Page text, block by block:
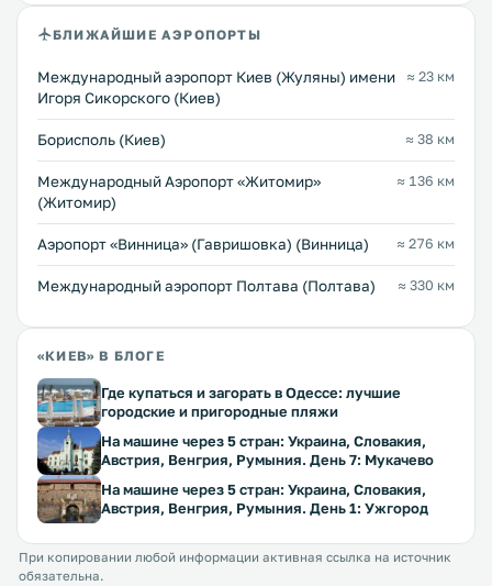
БЛИЖАЙШИЕ АЭРОПОРТЫ
Международный аэропорт Киев (Жуляны) имени
Игоря Сикорского (Киев)
≈ 23 км
Борисполь (Киев) ≈ 38 км
Международный Аэропорт «Житомир»
(Житомир)
≈ 136 км
Аэропорт «Винница» (Гавришовка) (Винница) ≈ 276 км
Международный аэропорт Полтава (Полтава) ≈ 330 км
«КИЕВ» В БЛОГЕ
Где купаться и загорать в Одессе: лучшие
городские и пригородные пляжи
На машине через 5 стран: Украина, Словакия,
Австрия, Венгрия, Румыния. День 7: Мукачево
На машине через 5 стран: Украина, Словакия,
Австрия, Венгрия, Румыния. День 1: Ужгород
При копировании любой информации активная ссылка на источник
обязательна.